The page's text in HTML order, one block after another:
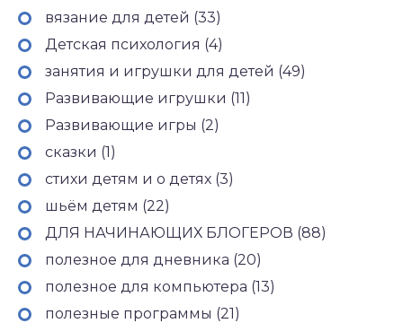
вязание для детей (33)
Детская психология (4)
занятия и игрушки для детей (49)
Развивающие игрушки (11)
Развивающие игры (2)
сказки (1)
стихи детям и о детях (3)
шьём детям (22)
ДЛЯ НАЧИНАЮЩИХ БЛОГЕРОВ (88)
полезное для дневника (20)
полезное для компьютера (13)
полезные программы (21)